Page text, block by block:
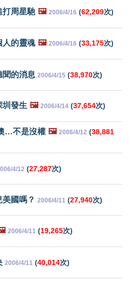
打周星馳 🖼️ 2006/4/16 (62,209次)
人的靈魂 🖼️ 2006/4/16 (33,175次)
聞的消息 2006/4/15 (38,970次)
圳發生 🖼️ 2006/4/14 (37,654次)
…不是沒權 🖼️ 2006/4/12 (38,881
4/12 (27,287次)
國嗎？ 2006/4/11 (27,940次)
2006/4/11 (19,265次)
2006/4/11 (40,014次)